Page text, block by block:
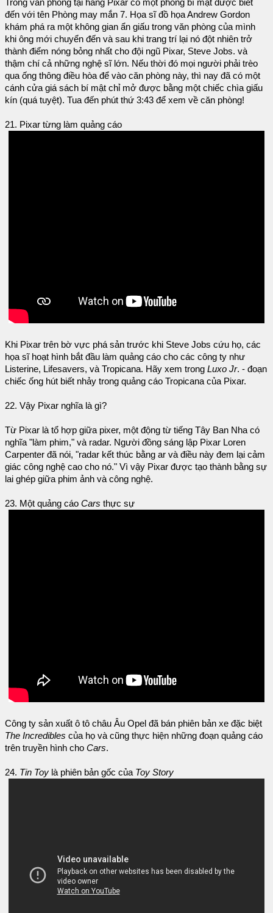
Trong văn phòng tại hãng Pixar có một phòng bí mật được biết
đến với tên Phòng may mắn 7. Họa sĩ đồ họa Andrew Gordon
khám phá ra một không gian ẩn giấu trong văn phòng của mình
khi ông mới chuyển đến và sau khi trang trí lại nó đột nhiên trở
thành điểm nóng bỏng nhất cho đội ngũ Pixar, Steve Jobs. và
thậm chí cả những nghệ sĩ lớn. Nếu thời đó mọi người phải trèo
qua ống thông điều hòa để vào căn phòng này, thì nay đã có một
cánh cửa giá sách bí mật chỉ mở được bằng một chiếc chìa giấu
kín (quá tuyệt). Tua đến phút thứ 3:43 để xem về căn phòng!
21. Pixar từng làm quảng cáo
Khi Pixar trên bờ vực phá sản trước khi Steve Jobs cứu họ, các
họa sĩ hoạt hình bắt đầu làm quảng cáo cho các công ty như
Listerine, Lifesavers, và Tropicana. Hãy xem trong Luxo Jr. - đoạn
chiếc ống hút biết nhảy trong quảng cáo Tropicana của Pixar.
22. Vậy Pixar nghĩa là gì?
Từ Pixar là tổ hợp giữa pixer, một động từ tiếng Tây Ban Nha có
nghĩa "làm phim," và radar. Người đồng sáng lập Pixar Loren
Carpenter đã nói, "radar kết thúc bằng ar và điều này đem lại cảm
giác công nghệ cao cho nó." Vì vậy Pixar được tạo thành bằng sự
lai ghép giữa phim ảnh và công nghệ.
23. Một quảng cáo Cars thực sự
Công ty sản xuất ô tô châu Âu Opel đã bán phiên bản xe đặc biệt
The Incredibles của họ và cũng thực hiện những đoạn quảng cáo
trên truyền hình cho Cars.
24. Tin Toy là phiên bản gốc của Toy Story